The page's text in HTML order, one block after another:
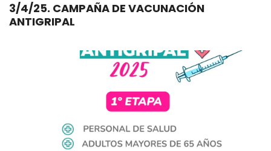
3/4/25. CAMPAÑA DE VACUNACIÓN
ANTIGRIPAL